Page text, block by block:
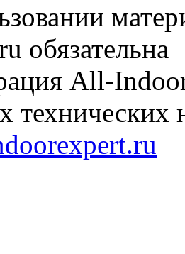
обязательна
All-
технических